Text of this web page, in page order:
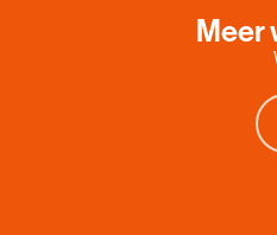
Meer